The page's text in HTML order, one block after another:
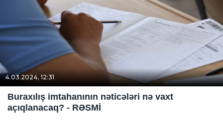
4.03.2024, 12:31
Buraxılış imtahanının nəticələri nə vaxt
açıqlanacaq? - RƏSMİ